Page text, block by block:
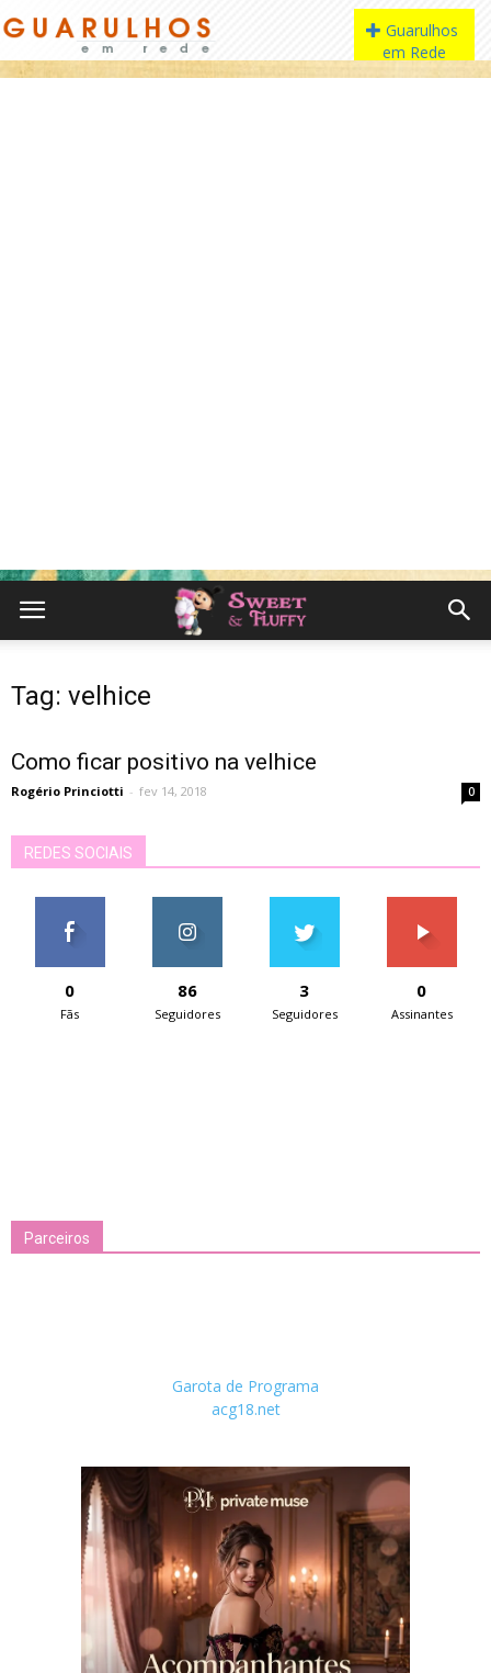
Tag: velhice
Como ficar positivo na velhice
Rogério Princiotti - fev 14, 2018 0
REDES SOCIAIS
0
Fãs
86
Seguidores
3
Seguidores
0
Assinantes
Parceiros
Garota de Programa
acg18.net